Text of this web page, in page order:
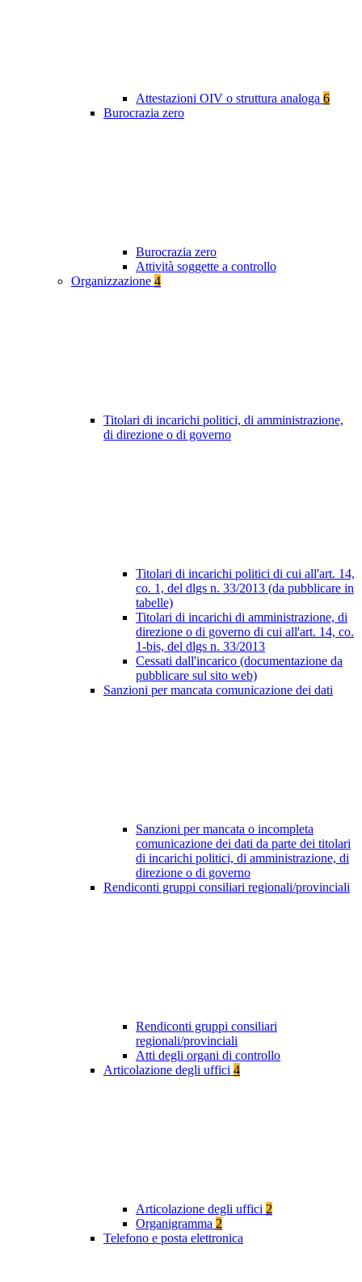
Attestazioni OIV o struttura analoga 6
Burocrazia zero
Burocrazia zero
Attività soggette a controllo
Organizzazione 4
Titolari di incarichi politici, di amministrazione,
di direzione o di governo
Titolari di incarichi politici di cui all'art. 14,
co. 1, del dlgs n. 33/2013 (da pubblicare in
tabelle)
Titolari di incarichi di amministrazione, di
direzione o di governo di cui all'art. 14, co.
1-bis, del dlgs n. 33/2013
Cessati dall'incarico (documentazione da
pubblicare sul sito web)
Sanzioni per mancata comunicazione dei dati
Sanzioni per mancata o incompleta
comunicazione dei dati da parte dei titolari
di incarichi politici, di amministrazione, di
direzione o di governo
Rendiconti gruppi consiliari regionali/provinciali
Rendiconti gruppi consiliari
regionali/provinciali
Atti degli organi di controllo
Articolazione degli uffici 4
Articolazione degli uffici 2
Organigramma 2
Telefono e posta elettronica